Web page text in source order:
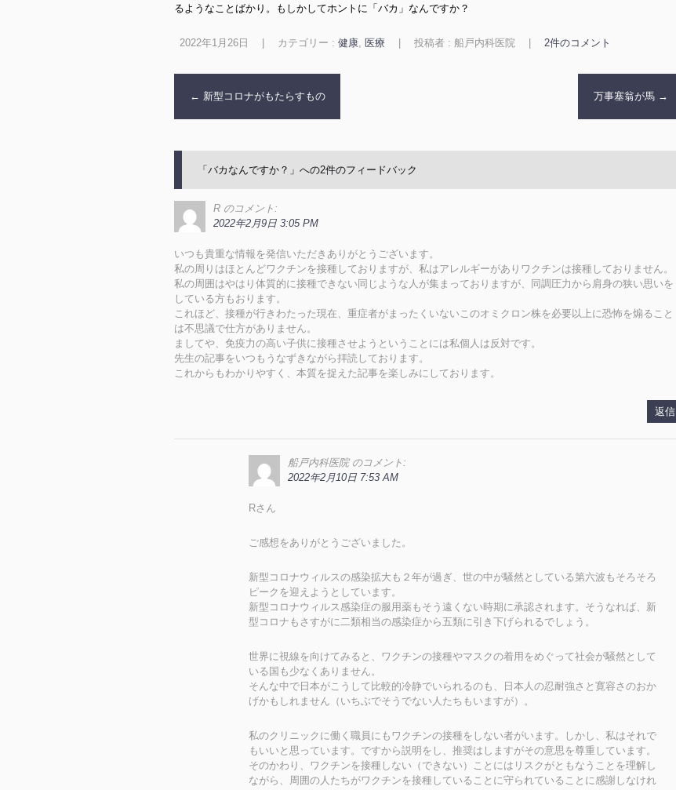
るようなことばかり。もしかしてホントに「バカ」なんですか？
2022年1月26日 カテゴリー : 健康, 医療 投稿者 : 船戸内科医院 2件のコメント
← 新型コロナがもたらすもの 万事塞翁が馬 →
「 バカなんですか？ 」への2件のフィードバック
R のコメント:
2022年2月9日 3:05 PM
いつも貴重な情報を発信いただきありがとうございます。
私の周りはほとんどワクチンを接種しておりますが、私はアレルギーがありワクチンは接種しておりません。
私の周囲はやはり体質的に接種できない同じような人が集まっておりますが、同調圧力から肩身の狭い思いを
している方もおります。
これほど、接種が行きわたった現在、重症者がまったくいないこのオミクロン株を必要以上に恐怖を煽ること
は不思議で仕方がありません。
ましてや、免疫力の高い子供に接種させようということには私個人は反対です。
先生の記事をいつもうなずきながら拝読しております。
これからもわかりやすく、本質を捉えた記事を楽しみにしております。
返信
船戸内科医院 のコメント:
2022年2月10日 7:53 AM
Rさん
ご感想をありがとうございました。
新型コロナウィルスの感染拡大も２年が過ぎ、世の中が騒然としている第六波もそろそろ
ピークを迎えようとしています。
新型コロナウィルス感染症の服用薬もそう遠くない時期に承認されます。そうなれば、新
型コロナもさすがに二類相当の感染症から五類に引き下げられるでしょう。
世界に視線を向けてみると、ワクチンの接種やマスクの着用をめぐって社会が騒然として
いる国も少なくありません。
そんな中で日本がこうして比較的冷静でいられるのも、日本人の忍耐強さと寛容さのおか
げかもしれません（いちぶでそうでない人たちもいますが）。
私のクリニックに働く職員にもワクチンの接種をしない者がいます。しかし、私はそれで
もいいと思っています。ですから説明をし、推奨はしますがその意思を尊重しています。
そのかわり、ワクチンを接種しない（できない）ことにはリスクがともなうことを理解し
ながら、周囲の人たちがワクチンを接種していることに守られていることに感謝しなけれ